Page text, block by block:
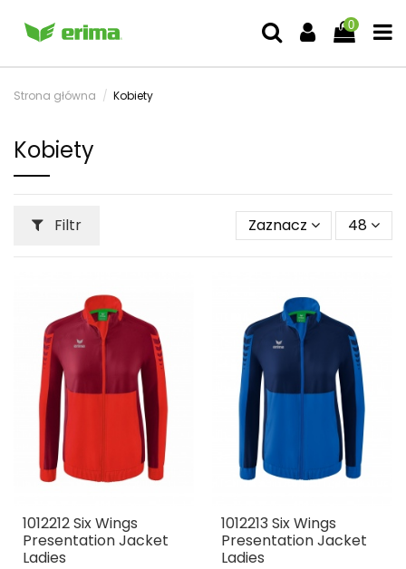
0
Strona główna Kobiety
Kobiety
Filtr Zaznacz 48
1012212 Six Wings
Presentation Jacket
Ladies
1012213 Six Wings
Presentation Jacket
Ladies